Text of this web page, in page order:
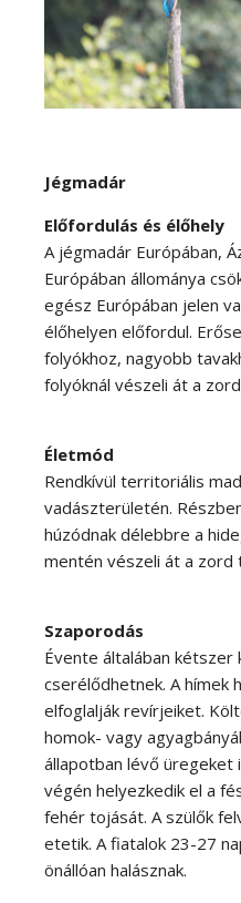
Jégmadár
Előfordulás és élőhely
A jégmadár Európában,
Európában állománya
egész Európában jelen
élőhelyen előfordul.
folyókhoz, nagyobb
folyóknál vészeli át a
Életmód
Rendkívül territoriális
vadászterületén.
húzódnak délebbre a
mentén vészeli át a zord
Szaporodás
Évente általában kétszer
cserélődhetnek. A
elfoglalják revírjeiket.
homok- vagy
állapotban lévő üregeket
végén helyezkedik el a
fehér tojását. A szülők
etetik. A fiatalok 23-27
önállóan halásznak.